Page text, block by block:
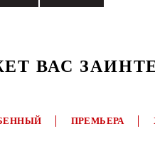
ВАС
ПРЕМЬЕРА